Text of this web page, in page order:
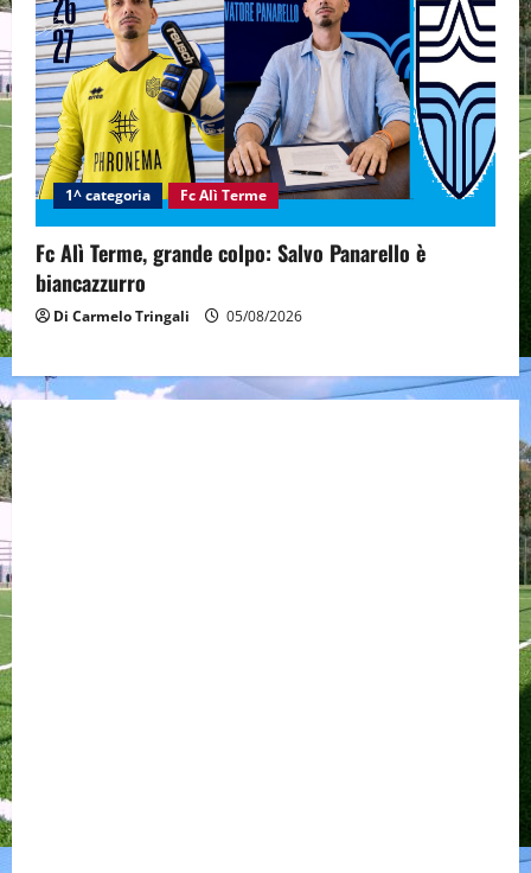
1^ categoria Fc Alì Terme
Fc Alì Terme, grande colpo: Salvo Panarello è
biancazzurro
Di Carmelo Tringali 05/08/2026